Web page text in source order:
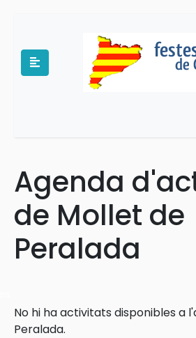
Agenda
de Mollet de
Peralada
No hi ha activitats disponibles a
Peralada.